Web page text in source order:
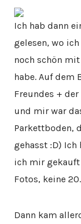
Ich hab dann
gelesen, wo
noch schön
habe. Auf dem
Freundes +
und mir war
Parkettboden,
gehasst :D) Ich
ich mir gekauft
Fotos, keine 20.
Dann kam